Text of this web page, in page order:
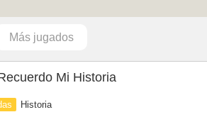
Más jugados
Mi Historia
Historia